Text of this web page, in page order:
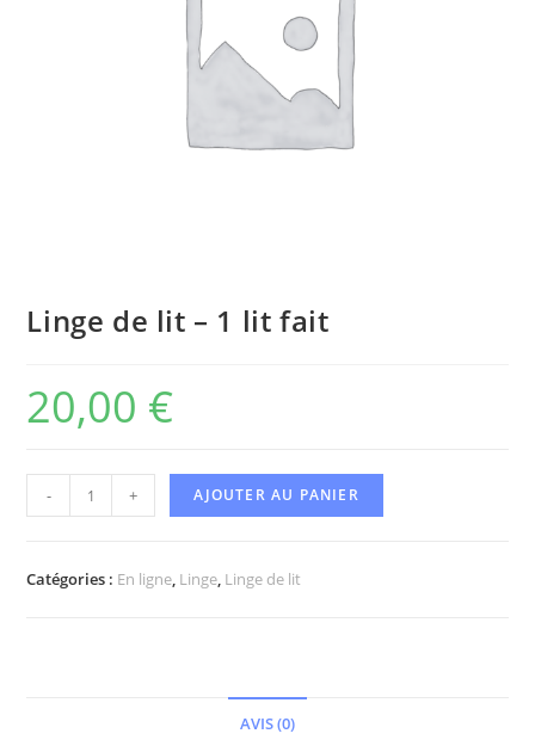
Linge de lit – 1 lit fait
20,00 €
- + AJOUTER AU PANIER
Catégories : En ligne, Linge, Linge de lit
AVIS (0)